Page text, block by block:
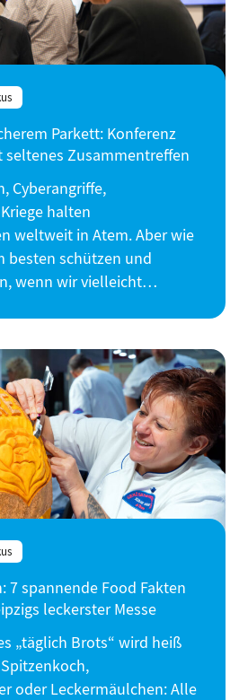
Parkett: Konferenz
Zusammentreffen
Cyberangriffe,
halten
weltweit in Atem. Aber wie
besten schützen und
wenn wir vielleicht…
7 spannende Food Fakten
leckerster Messe
„täglich Brots“ wird heiß
oder Leckermäulchen: Alle